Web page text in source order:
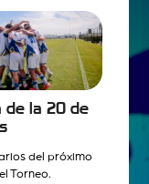
de la 20 de
del próximo
Torneo.